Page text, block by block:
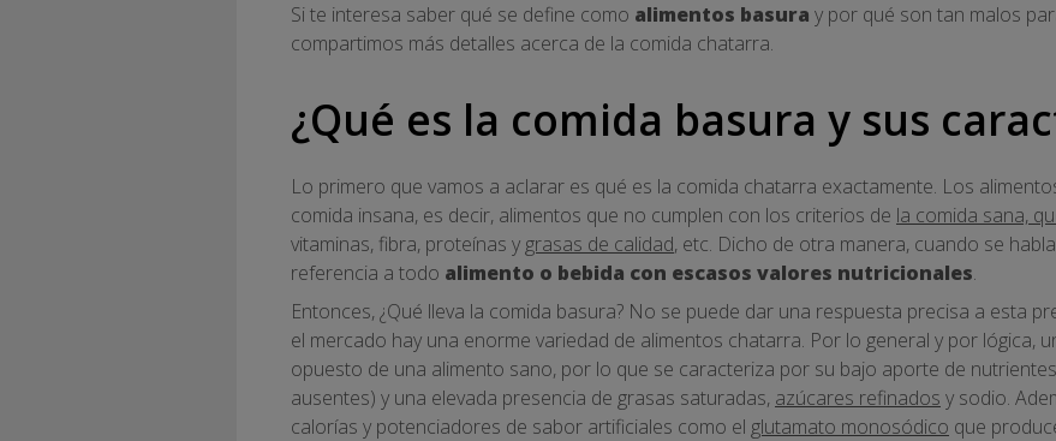
Si te interesa saber qué se define como alimentos basura y por qué son tan malos
compartimos más detalles acerca de la comida chatarra.
¿Qué es la comida basura y sus
Lo primero que vamos a aclarar es qué es la comida chatarra exactamente. Los
comida insana, es decir, alimentos que no cumplen con los criterios de la comida sana,
vitaminas, fibra, proteínas y grasas de calidad, etc. Dicho de otra manera, cuando se
referencia a todo alimento o bebida con escasos valores nutricionales.
Entonces, ¿Qué lleva la comida basura? No se puede dar una respuesta precisa a esta
el mercado hay una enorme variedad de alimentos chatarra. Por lo general y por lógica,
opuesto de una alimento sano, por lo que se caracteriza por su bajo aporte de
ausentes) y una elevada presencia de grasas saturadas, azúcares refinados y sodio.
calorías y potenciadores de sabor artificiales como el glutamato monosódico que